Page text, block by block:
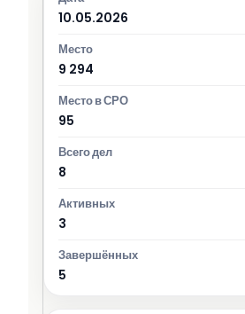
10.05.2026
9 294
95
8
3
5